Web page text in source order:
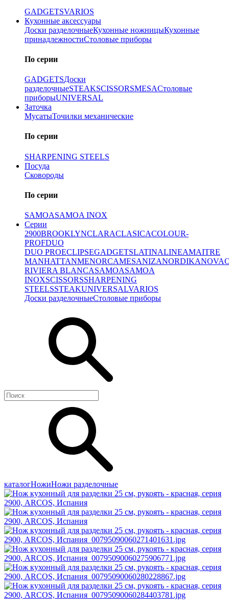
GADGETSVARIOS
Кухонные аксессуары
Доски разделочныеКухонные ножницыКухонные
принадлежностиСтоловые приборы
По серии
GADGETSДоски
разделочныеSTEAKSCISSORSMESAСтоловые
приборыUNIVERSAL
Заточка
МусатыТочилки механические
По серии
SHARPENING STEELS
Посуда
Сковороды
По серии
SAMOASAMOA INOX
Серии
2900BROOKLYNCLARACLASICACOLOUR-
PROFDUO
DUO PROECLIPSEGADGETSLATINALINEAMAITRE
MANHATTANMENORCAMESANIZANORDIKANOVA
RIVIERA BLANCASAMOASAMOA
INOXSCISSORSSHARPENING
STEELSSTEAKUNIVERSALVARIOS
Доски разделочныеСтоловые приборы
каталогНожиНожи разделочные